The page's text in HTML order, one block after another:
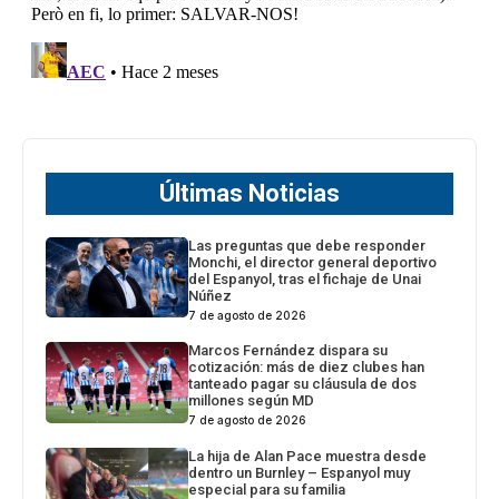
Últimas Noticias
Las preguntas que debe responder
Monchi, el director general deportivo
del Espanyol, tras el fichaje de Unai
Núñez
7 de agosto de 2026
Marcos Fernández dispara su
cotización: más de diez clubes han
tanteado pagar su cláusula de dos
millones según MD
7 de agosto de 2026
La hija de Alan Pace muestra desde
dentro un Burnley – Espanyol muy
especial para su familia